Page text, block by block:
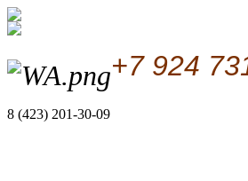
+7 924
8 (423) 201-30-09